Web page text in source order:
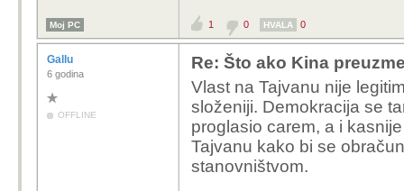
Moj PC 1 0 HVALA 0
Gallu
6 godina
OFFLINE
Re: Što ako Kina
Vlast na Tajvanu nije
složeniji. Demokracija se
proglasio carem, a i
Tajvanu kako bi se
stanovništvom.